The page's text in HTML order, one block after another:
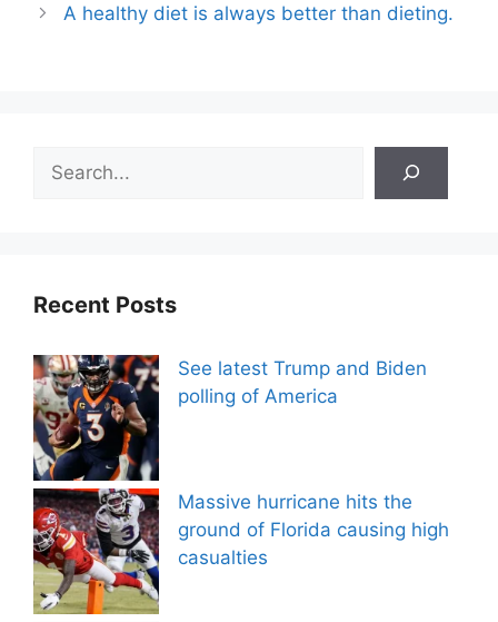
A healthy diet is always better than dieting.
Recent Posts
See latest Trump and Biden
polling of America
Massive hurricane hits the
ground of Florida causing high
casualties